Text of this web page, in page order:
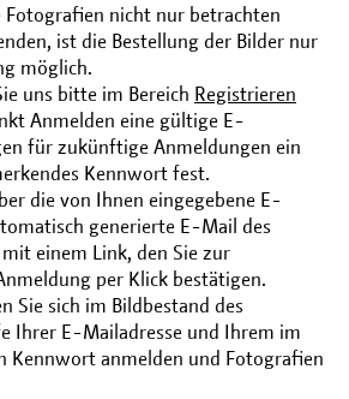
Fotografien nicht nur betrachten
ist die Bestellung der Bilder nur
möglich.
uns bitte im Bereich Registrieren
Anmelden eine gültige E-
für zukünftige Anmeldungen ein
Kennwort fest.
die von Ihnen eingegebene E-
generierte E-Mail des
einem Link, den Sie zur
per Klick bestätigen.
Sie sich im Bildbestand des
Ihrer E-Mailadresse und Ihrem im
Kennwort anmelden und Fotografien